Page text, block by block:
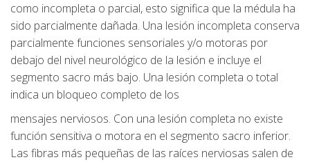
como incompleta o parcial, esto significa que la médula ha
sido parcialmente dañada. Una lesión incompleta conserva
parcialmente funciones sensoriales y/o motoras por
debajo del nivel neurológico de la lesión e incluye el
segmento sacro más bajo. Una lesión completa o total
indica un bloqueo completo de los
mensajes nerviosos. Con una lesión completa no existe
función sensitiva o motora en el segmento sacro inferior.
Las fibras más pequeñas de las raíces nerviosas salen de